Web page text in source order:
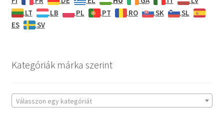
LT
LB PL PT RO SK
SL
ES
SV
Kategóriák márka szerint
Válasszon egy kategóriát